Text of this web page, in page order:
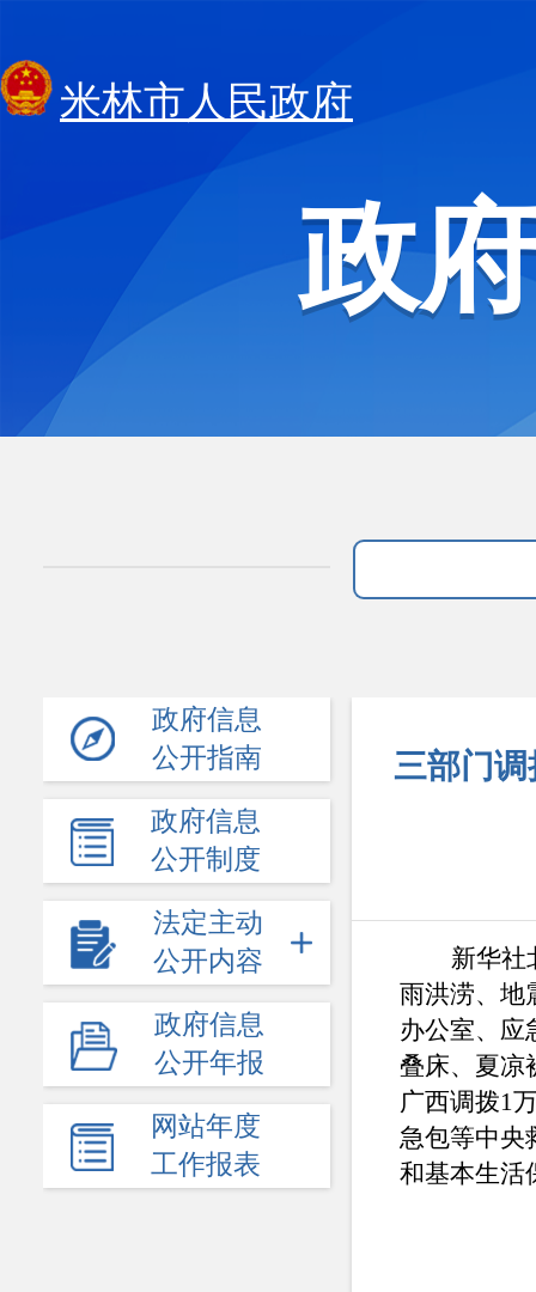
米林市人民政府
政
政府信息
公开指南
政府信息
公开制度
法定主动
公开内容
政府信息
公开年报
网站年度
工作报表
三部门
新华社
雨洪涝、地
办公室、应
叠床、夏凉
广西调拨1
急包等中央
和基本生活